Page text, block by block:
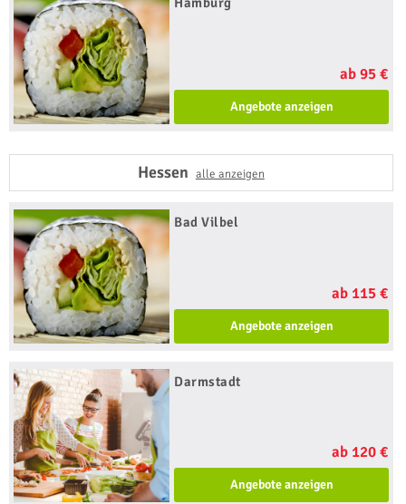
ab 95 €
Angebote anzeigen
Hessen alle anzeigen
Bad Vilbel
ab 115 €
Angebote anzeigen
Darmstadt
ab 120 €
Angebote anzeigen